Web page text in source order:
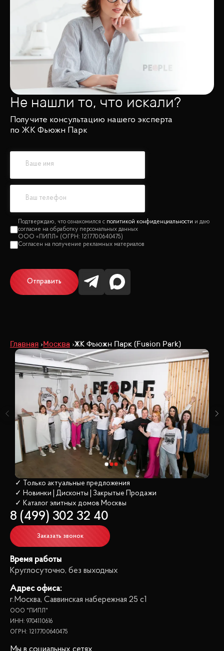
Не нашли то, что искали?
Получите консультацию нашего эксперта
по ЖК Фьюжн Парк
политикой конфиденциальности
Отправить
Главная Москва ЖК Фьюжн Парк (Fusion Park)
✓ Только актуальные предложения
✓ Новинки | Дисконты | Закрытые Продажи
✓ Каталог элитных домов Москвы
8 (499) 302 32 40
Заказать звонок
Время работы
Круглосуточно, без выходных
Адрес офиса:
г.Москва, Саввинская набережная 25 с1
ООО "ПИПЛ"
ИНН: 9704110616
ОГРН: 1217700640475